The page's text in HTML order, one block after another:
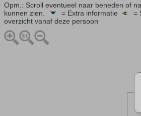
Opm.: Scroll eventueel naar beneden of
kunnen zien.
= Extra informatie
=
overzicht vanaf deze persoon